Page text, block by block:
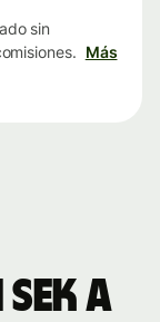
sin
Más
a